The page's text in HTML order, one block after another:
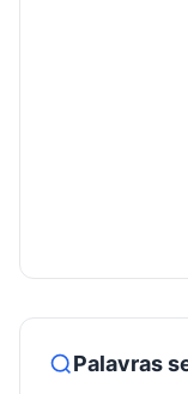
Palavras